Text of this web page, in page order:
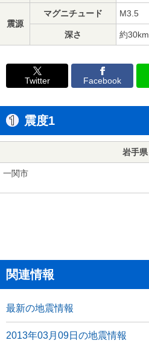
震源
マグニチュード M3.5
深さ 約30km
Twitter Facebook
震度1
岩手県
一関市
関連情報
最新の地震情報
2013年03月09日の地震情報